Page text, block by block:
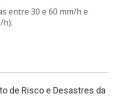
entre 30 e 60 mm/h e
h).
de Risco e Desastres da